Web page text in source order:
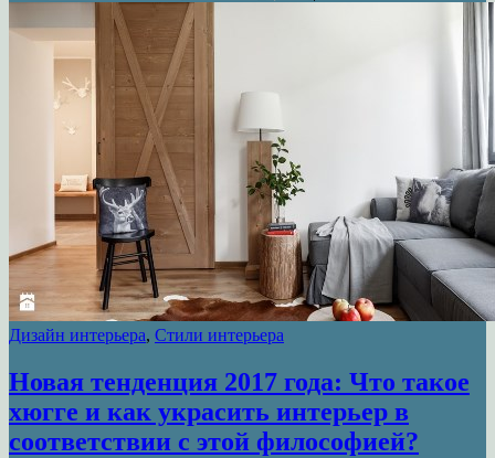
Дизайн интерьера, Стили интерьера
Новая тенденция 2017 года: Что такое
хюгге и как украсить интерьер в
соответствии с этой философией?